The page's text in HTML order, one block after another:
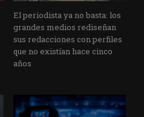
El periodista ya no basta: los
grandes medios rediseñan
sus redacciones con perfiles
que no existían hace cinco
años